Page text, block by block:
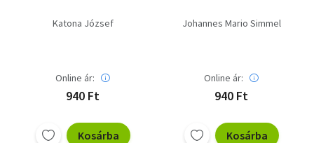
Katona József
Online ár:
940 Ft
Kosárba
Johannes Mario Simmel
Online ár:
940 Ft
Kosárba